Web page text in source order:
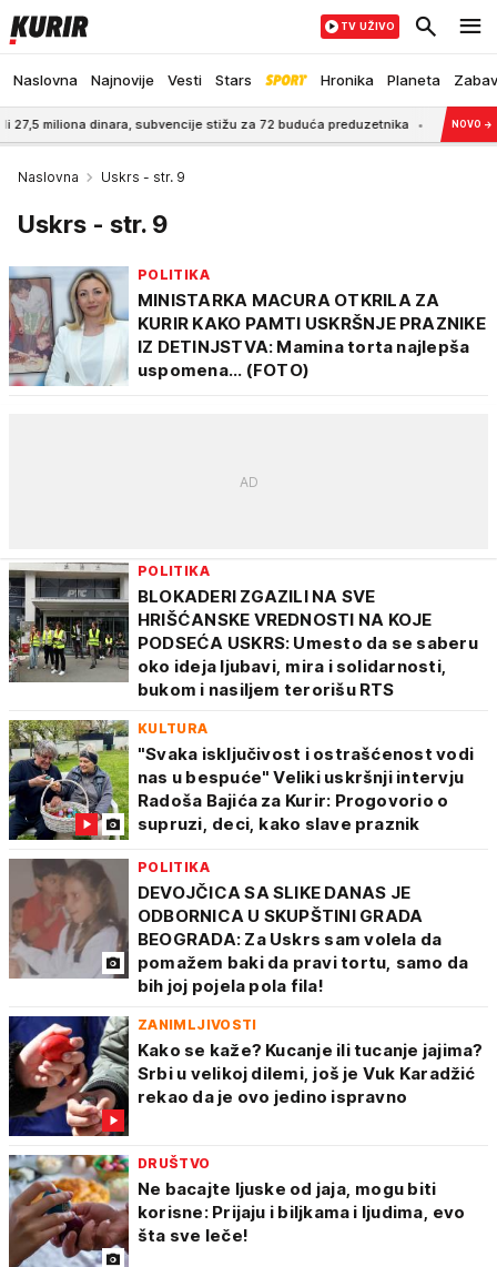
Naslovna Najnovije Vesti Stars Hronika Planeta
TV UŽIVO
dinara, subvencije stižu za 72 buduća preduzetnika 3:00 STIŽENOVO →
Naslovna Uskrs - str. 9
Uskrs - str. 9
POLITIKA
MINISTARKA MACURA OTKRILA ZA
KURIR KAKO PAMTI USKRŠNJE PRAZNIKE
IZ DETINJSTVA: Mamina torta najlepša
uspomena... (FOTO)
POLITIKA
BLOKADERI ZGAZILI NA SVE
HRIŠĆANSKE VREDNOSTI NA KOJE
PODSEĆA USKRS: Umesto da se saberu
oko ideja ljubavi, mira i solidarnosti,
bukom i nasiljem terorišu RTS
KULTURA
"Svaka isključivost i ostrašćenost vodi
nas u bespuće" Veliki uskršnji intervju
Radoša Bajića za Kurir: Progovorio o
supruzi, deci, kako slave praznik
POLITIKA
DEVOJČICA SA SLIKE DANAS JE
ODBORNICA U SKUPŠTINI GRADA
BEOGRADA: Za Uskrs sam volela da
pomažem baki da pravi tortu, samo da
bih joj pojela pola fila!
ZANIMLJIVOSTI
Kako se kaže? Kucanje ili tucanje jajima?
Srbi u velikoj dilemi, još je Vuk Karadžić
rekao da je ovo jedino ispravno
DRUŠTVO
Ne bacajte ljuske od jaja, mogu biti
korisne: Prijaju i biljkama i ljudima, evo
šta sve leče!